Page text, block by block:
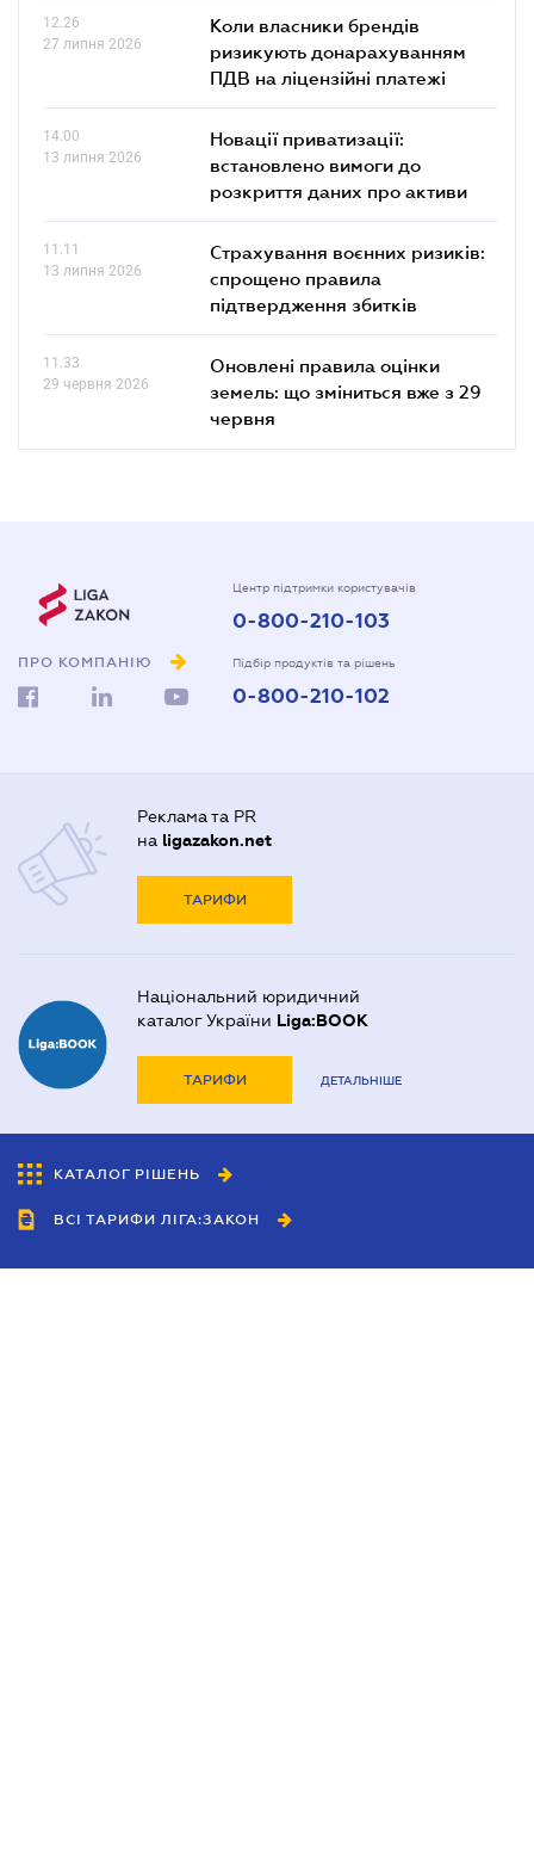
12.26
27 липня 2026
Коли власники брендів
ризикують донарахуванням
ПДВ на ліцензійні платежі
14.00
13 липня 2026
Новації приватизації:
встановлено вимоги до
розкриття даних про активи
11.11
13 липня 2026
Страхування воєнних ризиків:
спрощено правила
підтвердження збитків
11.33
29 червня 2026
Оновлені правила оцінки
земель: що зміниться вже з 29
червня
ПРО КОМПАНІЮ
Центр підтримки користувачів
0-800-210-103
Підбір продуктів та рішень
0-800-210-102
Реклама та PR
на ligazakon.net
ТАРИФИ
Національний юридичний
каталог України Liga:BOOK
ТАРИФИ ДЕТАЛЬНІШЕ
КАТАЛОГ РІШЕНЬ
ВСІ ТАРИФИ ЛІГА:ЗАКОН